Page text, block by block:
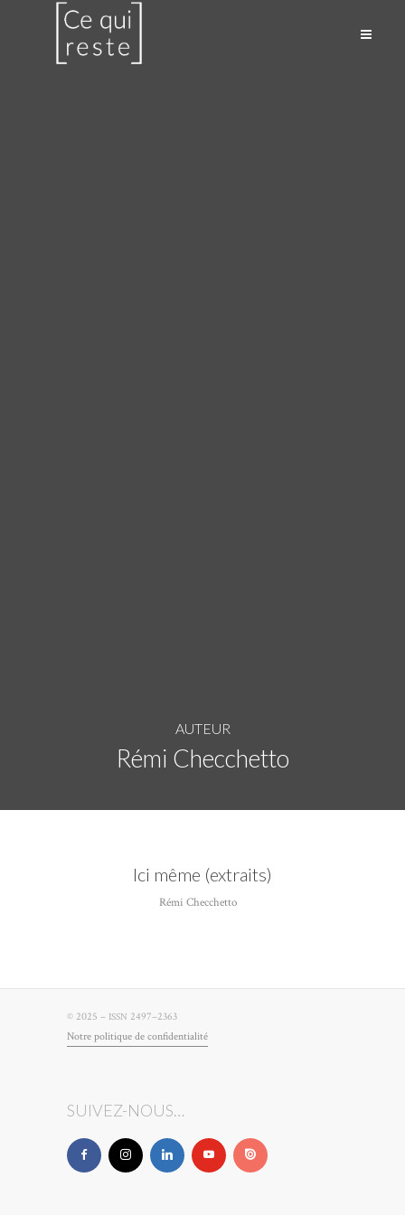
AUTEUR
Rémi Checchetto
Ici même (extraits)
Rémi Checchetto
© 2025 – ISSN 2497–2363
Notre poli­tique de confidentialité
SUIVEZ-NOUS…